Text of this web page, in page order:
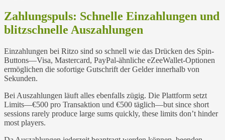
Zahlungspuls: Schnelle Einzahlungen und
blitzschnelle Auszahlungen
Einzahlungen bei Ritzo sind so schnell wie das Drücken des Spin-
Buttons—Visa, Mastercard, PayPal‑ähnliche eZeeWallet-Optionen
ermöglichen die sofortige Gutschrift der Gelder innerhalb von
Sekunden.
Bei Auszahlungen läuft alles ebenfalls zügig. Die Plattform setzt
Limits—€500 pro Transaktion und €500 täglich—but since short
sessions rarely produce large sums quickly, these limits don’t hinder
most players.